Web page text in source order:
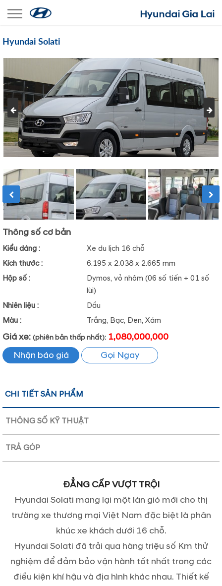
Toggle navigation
Hyundai Solati
Thông số cơ bản
Kiểu dáng :
Xe du lịch 16 chỗ
Kích thước :
6.195 x 2.038 x 2.665 mm
Hộp số :
Dymos, vỏ nhôm (06 số tiến + 01 số
lùi)
Nhiên liệu :
Dầu
Màu :
Trắng, Bạc, Đen, Xám
Giá xe: (phiên bản thấp nhất): 1,080,000,000
Nhận báo giá
Gọi Ngay
CHI TIẾT SẢN PHẨM
THÔNG SỐ KỸ THUẬT
TRẢ GÓP
ĐẲNG CẤP VƯỢT TRỘI
Hyundai Solati mang lại một làn gió mới cho thị
trường xe thương mại Việt Nam đặc biệt là phân
khúc xe khách dưới 16 chỗ.
Hyundai Solati đã trải qua hàng triệu số Km thử
nghiệm để đảm bảo vận hành tốt nhất trong các
điều kiện khí hậu và địa hình khác nhau. Thiết kế